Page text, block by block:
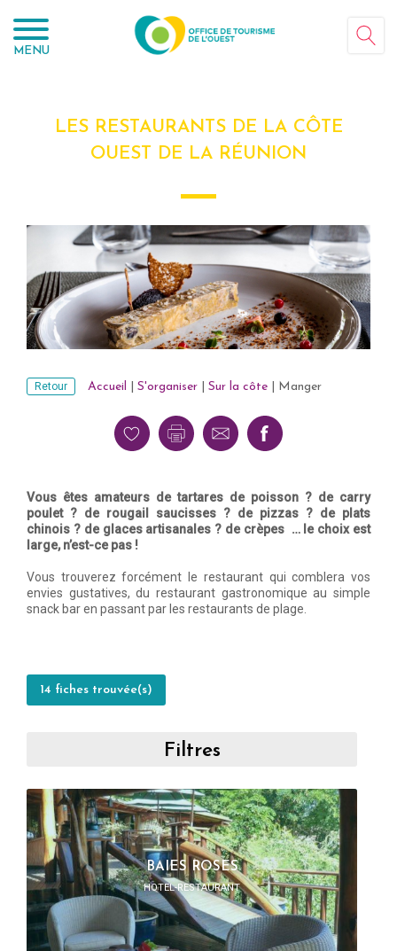
MENU
LES RESTAURANTS DE LA CÔTE
OUEST DE LA RÉUNION
Retour Accueil S'organiser Sur la côte Manger
Vous êtes amateurs de tartares de poisson ? de carry
poulet ? de rougail saucisses ? de pizzas ? de plats
chinois ? de glaces artisanales ? de crèpes … le choix est
large, n’est-ce pas !
Vous trouverez forcément le restaurant qui comblera vos
envies gustatives, du restaurant gastronomique au simple
snack bar en passant par les restaurants de plage.
14 fiches trouvée(s)
Filtres
BAIES ROSES
HOTEL-RESTAURANT